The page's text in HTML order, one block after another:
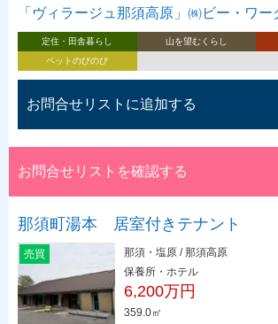
「ヴィラージュ那須高原」㈱ビー・ワー
定住・田舎暮らし 山を望むくらし
ペットのびのび
お問合せリストに追加する
お問合せリストを確認する
那須町湯本 居室付きテナント
売買
那須・塩原 / 那須高原
保養所・ホテル
6,200万円
359.0㎡